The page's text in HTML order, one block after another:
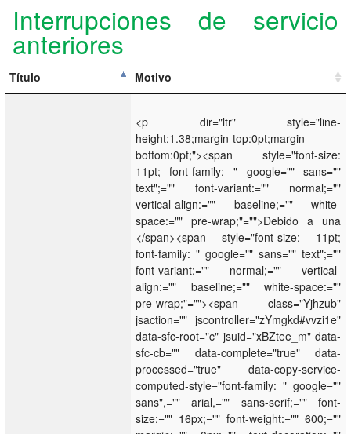
Interrupciones de servicio
anteriores
Título Motivo
<p dir="ltr" style="line-
height:1.38;margin-top:0pt;margin-
bottom:0pt;"><span style="font-size:
11pt; font-family: " google="" sans=""
text";="" font-variant:="" normal;=""
vertical-align:="" baseline;="" white-
space:="" pre-wrap;"="">Debido a una
</span><span style="font-size: 11pt;
font-family: " google="" sans="" text";=""
font-variant:="" normal;="" vertical-
align:="" baseline;="" white-space:=""
pre-wrap;"=""><span class="Yjhzub"
jsaction="" jscontroller="zYmgkd#vvzi1e"
data-sfc-root="c" jsuid="xBZtee_m" data-
sfc-cb="" data-complete="true" data-
processed="true" data-copy-service-
computed-style="font-family: " google=""
sans",="" arial,="" sans-serif;="" font-
size:="" 16px;="" font-weight:="" 600;=""